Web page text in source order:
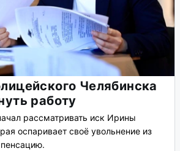
Челябинска
работу
рассматривать иск Ирины
оспаривает своё увольнение из